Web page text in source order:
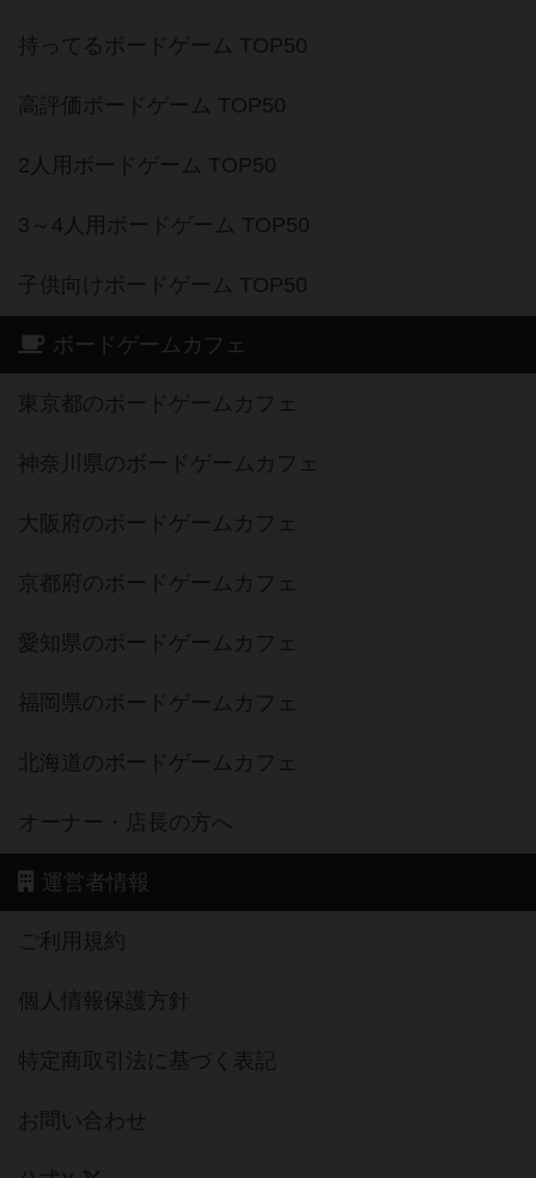
持ってるボードゲーム TOP50
高評価ボードゲーム TOP50
2人用ボードゲーム TOP50
3～4人用ボードゲーム TOP50
子供向けボードゲーム TOP50
ボードゲームカフェ
東京都のボードゲームカフェ
神奈川県のボードゲームカフェ
大阪府のボードゲームカフェ
京都府のボードゲームカフェ
愛知県のボードゲームカフェ
福岡県のボードゲームカフェ
北海道のボードゲームカフェ
オーナー・店長の方へ
運営者情報
ご利用規約
個人情報保護方針
特定商取引法に基づく表記
お問い合わせ